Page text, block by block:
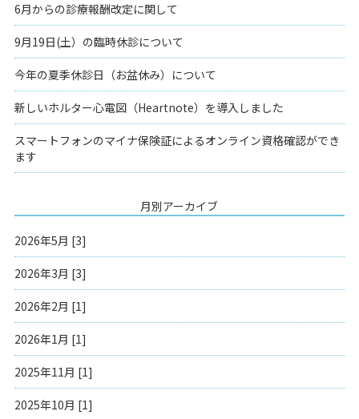
6月からの診療報酬改定に関して
9月19日(土）の臨時休診について
今年の夏季休診日（お盆休み）について
新しいホルター心電図（Heartnote）を導入しました
スマートフォンのマイナ保険証によるオンライン資格確認ができ
ます
月別アーカイブ
2026年5月 [3]
2026年3月 [3]
2026年2月 [1]
2026年1月 [1]
2025年11月 [1]
2025年10月 [1]